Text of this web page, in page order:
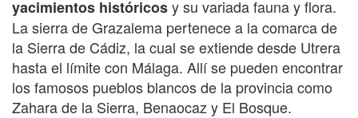
yacimientos históricosy su variada fauna y flora.
La sierra de Grazalema pertenece a la comarca de
la Sierra de Cádiz, la cual se extiende desde Utrera
hasta el límite con Málaga. Allí se pueden encontrar
los famosos pueblos blancos de la provincia como
Zahara de la Sierra, Benaocaz y El Bosque.